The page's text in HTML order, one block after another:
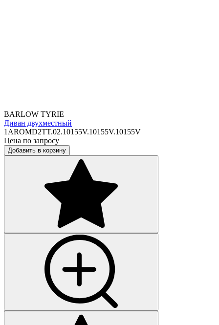
BARLOW TYRIE
Диван двухместный
1AROMD2TT.02.10155V.10155V.10155V
Цена по запросу
Добавить в корзину